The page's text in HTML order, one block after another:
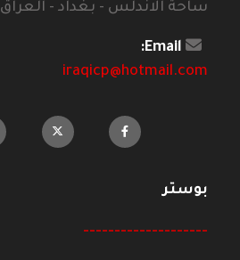
ساحة الاندلس - بغداد - العراق
Email:
iraqicp@hotmail.com
بوستر
--------------------